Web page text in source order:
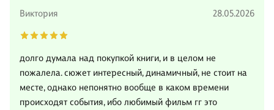
Виктория 28.05.2026
долго думала над покупкой книги, и в целом не
пожалела. сюжет интересный, динамичный, не стоит на
месте, однако непонятно вообще в каком времени
происходят события, ибо любимый фильм гг это